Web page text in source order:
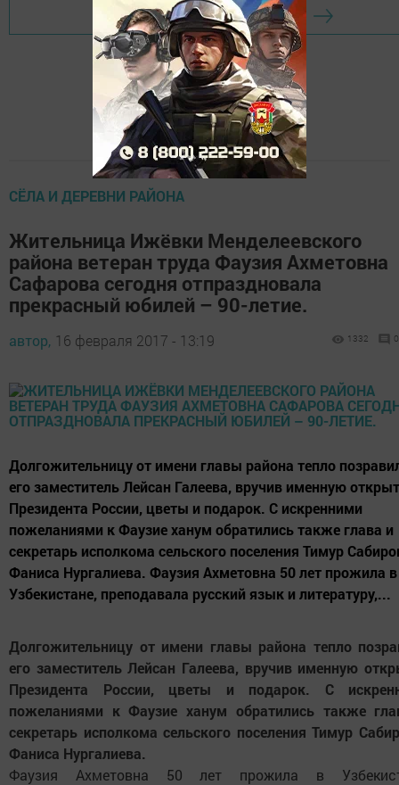
Перейти на страницу новости
СЁЛА И ДЕРЕВНИ РАЙОНА
Жительница Ижёвки Менделеевского
района ветеран труда Фаузия Ахметовна
Сафарова сегодня отпраздновала
прекрасный юбилей – 90-летие.
автор, 16 февраля 2017 - 13:19 1332 0
Долгожительницу от имени главы района тепло
его заместитель Лейсан Галеева, вручив именную
Президента России, цветы и подарок. С искренними
пожеланиями к Фаузие ханум обратились также глава и
секретарь исполкома сельского поселения Тимур
Фаниса Нургалиева. Фаузия Ахметовна 50 лет прожила в
Узбекистане, преподавала русский язык и литературу,...
Долгожительницу от имени главы района тепло
его заместитель Лейсан Галеева, вручив именную
Президента России, цветы и подарок. С
пожеланиями к Фаузие ханум обратились также
секретарь исполкома сельского поселения Тимур
Фаниса Нургалиева.
Фаузия Ахметовна 50 лет прожила в